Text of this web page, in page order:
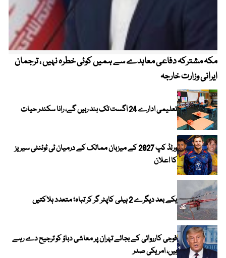
مکہ مشترکہ دفاعی معاہدے سے ہمیں کوئی خطرہ نہیں ، ترجمان
ایرانی وزارت خارجہ
تعلیمی ادارے 24 اگست تک بند رہیں گے، رانا سکندر حیات
ورلڈ کپ 2027 کے میزبان ممالک کے درمیان ٹی ٹوئنٹی سیریز
کا اعلان
یکے بعد دیگرے 2 ہیلی کاپٹر گر کر تباہ؛ متعدد ہلاکتیں
فوجی کارروائی کے بجائے تہران پر معاشی دباؤ کو ترجیح دے رہے
ہیں، امریکی صدر